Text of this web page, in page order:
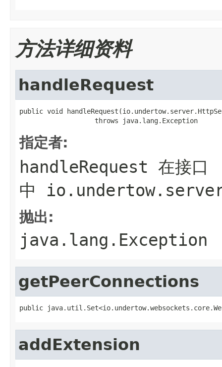
方法详细资料
handleRequest
public void
                   throws java.lang.Exception
指定者:
handleRequest 在接口
中
抛出:
java.lang.Exception
getPeerConnections
public
addExtension